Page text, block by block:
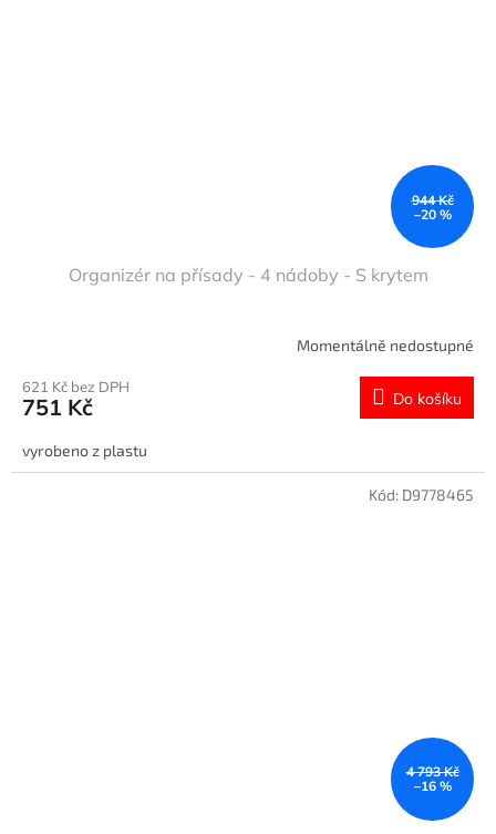
944 Kč
–20 %
Organizér na přísady - 4 nádoby - S krytem
Momentálně nedostupné
621 Kč bez DPH
751 Kč Do košíku
vyrobeno z plastu
4 793 Kč
–16 %
Kód: D9778465